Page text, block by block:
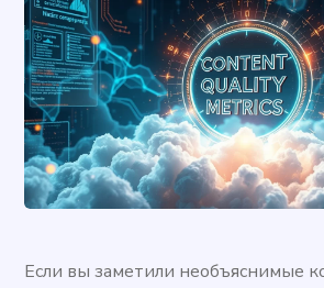
Если вы заметили необъяснимые